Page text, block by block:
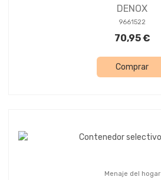
DENOX
9661522
70,95 €
Comprar
Menaje del hogar